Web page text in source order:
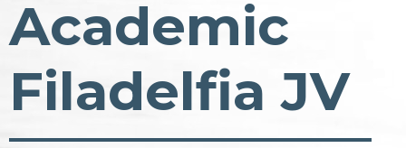
Academic
Filadelfia JV